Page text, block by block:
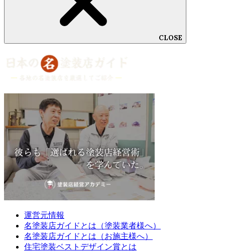
CLOSE
運営元情報
名塗装店ガイドとは（塗装業者様へ）
名塗装店ガイドとは（お施主様へ）
住宅塗装ベストデザイン賞とは